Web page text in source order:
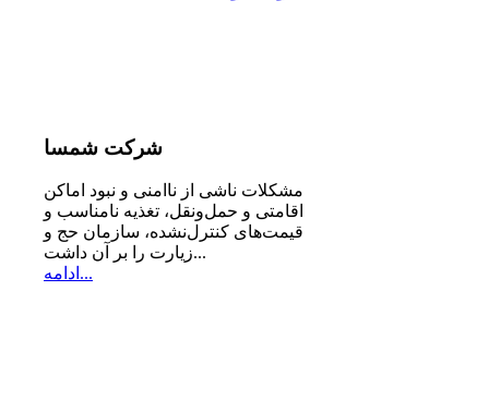
شرکت شمسا
مشكلات ناشی از ناامنی و نبود اماكن
اقامتی و حمل‌ونقل، تغذیه‌ نامناسب و
قیمت‌های كنترل‌نشده، سازمان حج و
زیارت را بر آن داشت...
ادامه...